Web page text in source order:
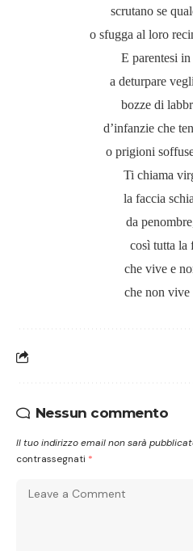
scrutano se
o sfugga al loro
E parentesi
a deturpare
bozze di
d’infanzie che
o prigioni
Ti chiama
la faccia
da
così tutta la
che vive e
che non vive
Nessun commento
Il tuo indirizzo email non sarà
contrassegnati *